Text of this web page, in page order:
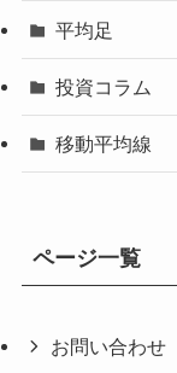
平均足
投資コラム
移動平均線
ページ一覧
お問い合わせ